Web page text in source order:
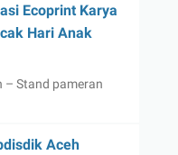
Ecoprint Karya
Hari Anak
– Stand pameran
Aceh